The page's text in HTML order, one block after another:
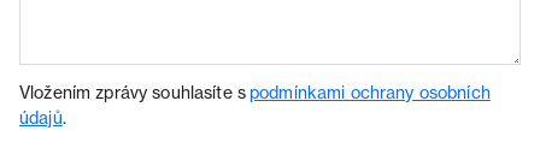
Vložením zprávy souhlasíte spodmínkami ochrany osobních
údajů.